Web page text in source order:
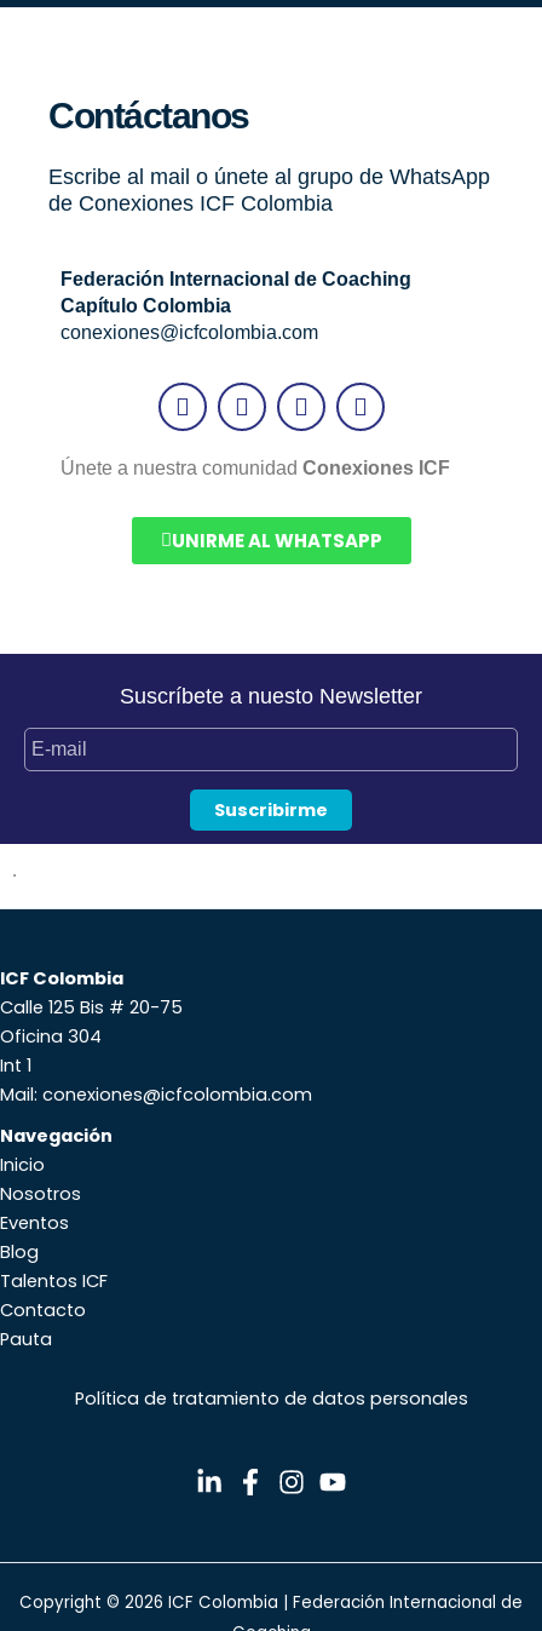
Contáctanos
Escribe al mail o únete al grupo de WhatsApp
de Conexiones ICF Colombia
Federación Internacional de Coaching
Capítulo Colombia
conexiones@icfcolombia.com
L
i
n
k
d
i
n
F
a
c
e
o
o
k
I
n
s
t
g
r
a
Y
o
u
t
b
e
Únete a nuestra comunidad Conexiones ICF
UNIRME AL WHATSAPP
Suscríbete a nuesto Newsletter
.
ICF Colombia
Calle 125 Bis # 20-75
Oficina 304
Int 1
Mail: conexiones@icfcolombia.com
Navegación
Inicio
Nosotros
Eventos
Blog
Talentos ICF
Contacto
Pauta
Política de tratamiento de datos personales
Copyright © 2026 ICF Colombia | Federación Internacional de